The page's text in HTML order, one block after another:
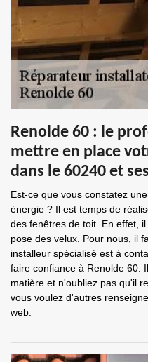
Renolde 60 : le
mettre en place
dans le 60240 et
Est-ce que vous constatez
énergie ? Il est temps de
des fenêtres de toit. En effet,
pose des velux. Pour nous, il
installeur spécialisé est à
faire confiance à Renolde 60.
matière et n'oubliez pas qu'il
vous voulez d'autres
web.